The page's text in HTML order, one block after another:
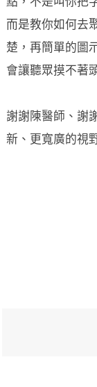
點，不是叫你把
而是教你如何去
楚，再簡單的圖
會讓聽眾摸不著
謝謝陳醫師、謝
新、更寬廣的視